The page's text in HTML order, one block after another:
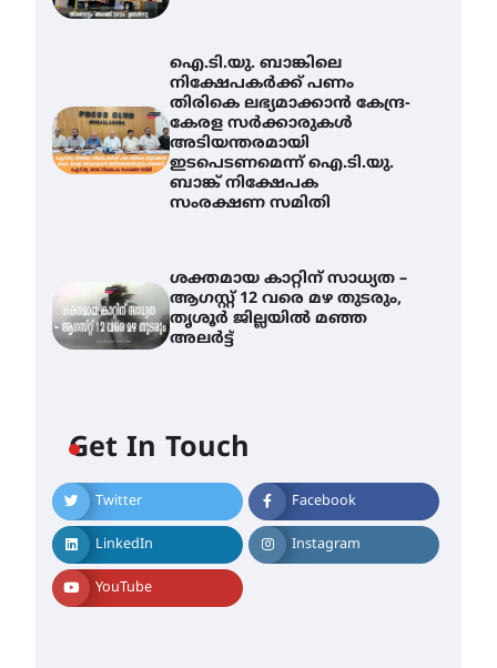
ഐ.ടി.യു. ബാങ്കിലെ
നിക്ഷേപകർക്ക് പണം
തിരികെ ലഭ്യമാക്കാൻ കേന്ദ്ര-
കേരള സർക്കാരുകൾ
അടിയന്തരമായി
ഇടപെടണമെന്ന് ഐ.ടി.യു.
ബാങ്ക് നിക്ഷേപക
സംരക്ഷണ സമിതി
ശക്തമായ കാറ്റിന് സാധ്യത –
ആഗസ്റ്റ് 12 വരെ മഴ തുടരും,
തൃശൂർ ജില്ലയിൽ മഞ്ഞ
അലർട്ട്
Get In Touch
Twitter Facebook
LinkedIn Instagram
YouTube
തിരനോട്ടം ‘അരങ്ങ് 2026’
ഉണർന്നു
August 8, 2026
ഐ.ടി.യു. ബാങ്കിലെ
നിക്ഷേപകർക്ക് പണം